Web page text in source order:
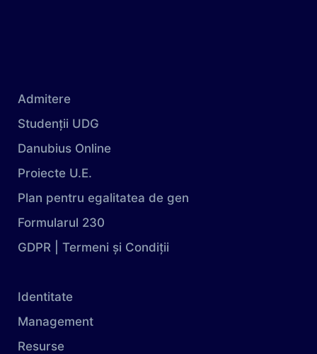
Admitere
Studenții UDG
Danubius Online
Proiecte U.E.
Plan pentru egalitatea de gen
Formularul 230
GDPR | Termeni și Condiții
Identitate
Management
Resurse